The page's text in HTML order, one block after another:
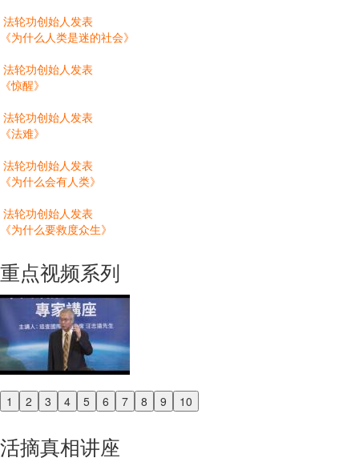
法轮功创始人发表
《为什么人类是迷的社会》
法轮功创始人发表
《惊醒》
法轮功创始人发表
《法难》
法轮功创始人发表
《为什么会有人类》
法轮功创始人发表
《为什么要救度众生》
重点视频系列
1 2 3 4 5 6 7 8 9 10
Previous
活摘真相讲座